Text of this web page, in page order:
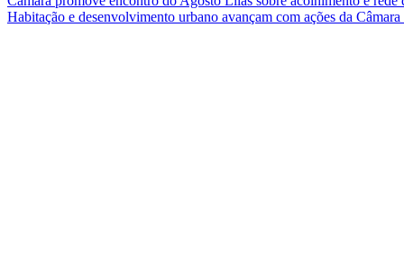
Habitação e desenvolvimento urbano avançam com ações da